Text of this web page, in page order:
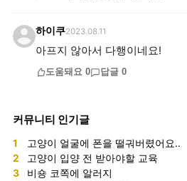
하이쿠2023.08.11
아프지 않아서 다행이네요!
도움돼요 0 답글 0
커뮤니티 인기글
1 고양이 얼굴에 폰을 떨궈버렸어요..
2 고양이 입양 전 받아야할 교육
3 비숑 코쪽에 알러지